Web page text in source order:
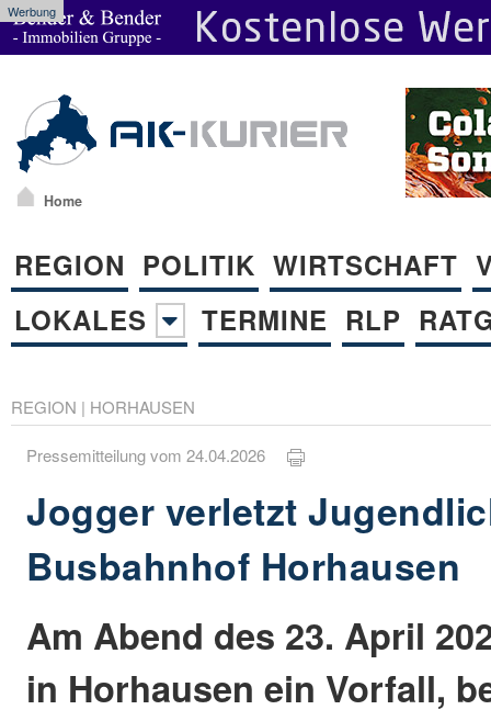
Werbung
Home
REGION POLITIK WIRTSCHAFT
LOKALES
TERMINE RLP
REGION | HORHAUSEN
Pressemitteilung vom 24.04.2026
Jogger verletzt
Busbahnhof Horhausen
Am Abend des 23. April
in Horhausen ein Vorfall,